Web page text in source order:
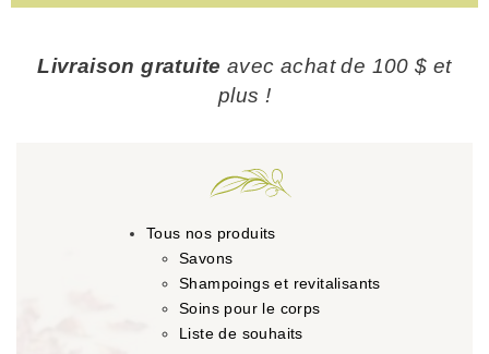
Livraison gratuite avec achat de 100 $ et
plus !
Tous nos produits
Savons
Shampoings et revitalisants
Soins pour le corps
Liste de souhaits